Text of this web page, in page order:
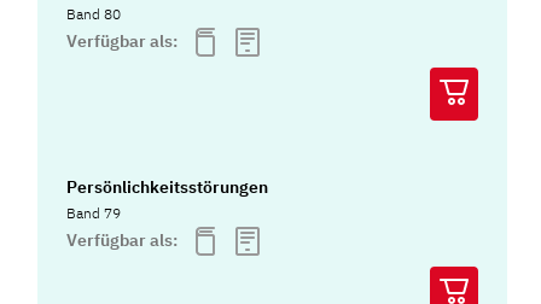
Band 80
Verfügbar als:
Persönlichkeitsstörungen
Band 79
Verfügbar als: